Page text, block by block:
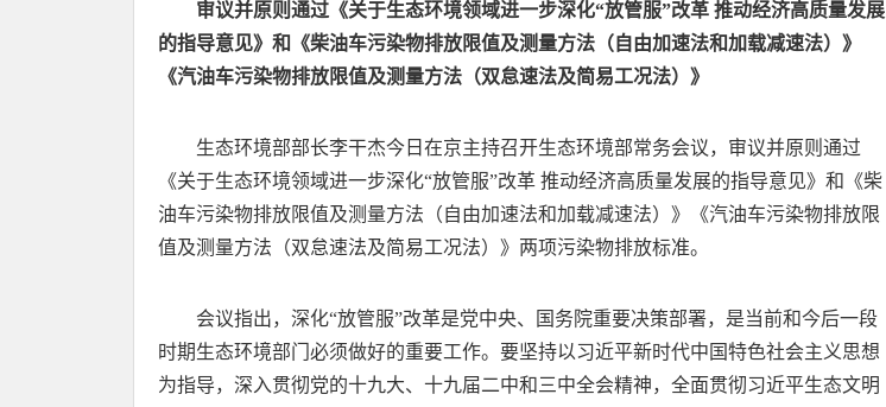
审议并原则通过《关于生态环境领域进一步深化“放管服”改革 推动经济高质量发展
的指导意见》和《柴油车污染物排放限值及测量方法（自由加速法和加载减速法）》
《汽油车污染物排放限值及测量方法（双怠速法及简易工况法）》
生态环境部部长李干杰今日在京主持召开生态环境部常务会议，审议并原则通过
《关于生态环境领域进一步深化“放管服”改革 推动经济高质量发展的指导意见》和《柴
油车污染物排放限值及测量方法（自由加速法和加载减速法）》《汽油车污染物排放限
值及测量方法（双怠速法及简易工况法）》两项污染物排放标准。
会议指出，深化“放管服”改革是党中央、国务院重要决策部署，是当前和今后一段
时期生态环境部门必须做好的重要工作。要坚持以习近平新时代中国特色社会主义思想
为指导，深入贯彻党的十九大、十九届二中和三中全会精神，全面贯彻习近平生态文明